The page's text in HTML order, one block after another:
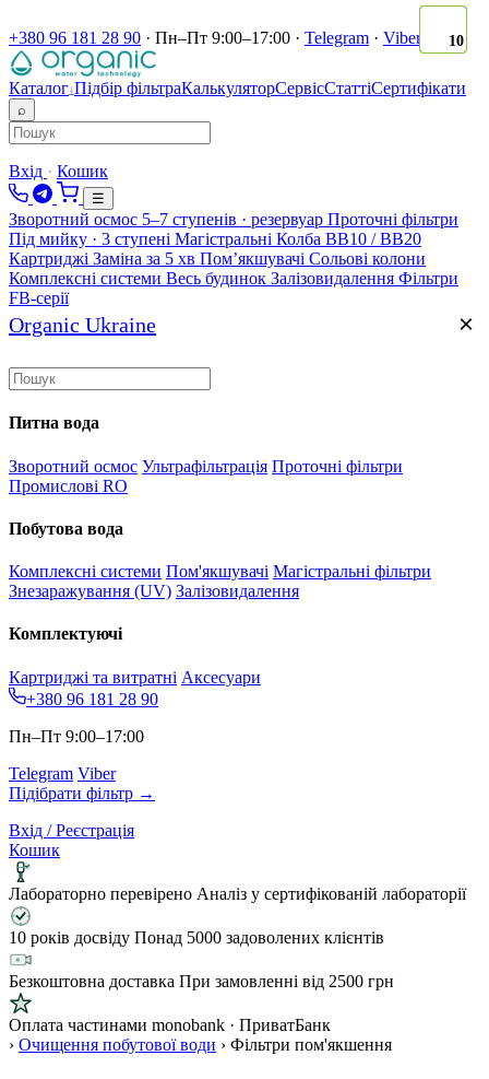
+380 96 181 28 90 · Пн–Пт 9:00–17:00 · Telegram · Viber
Каталог↓Підбір фільтраКалькуляторСервісСтаттіСертифікати
⌕
Вхід · Кошик
☰
Зворотний осмос 5–7 ступенів · резервуар Проточні фільтри
Під мийку · 3 ступені Магістральні Колба BB10 / BB20
Картриджі Заміна за 5 хв Помʼякшувачі Сольові колони
Комплексні системи Весь будинок Залізовидалення Фільтри
FB-серії
Organic Ukraine ×
Питна вода
Зворотний осмос Ультрафільтрація Проточні фільтри
Промислові RO
Побутова вода
Комплексні системи Пом'якшувачі Магістральні фільтри
Знезаражування (UV) Залізовидалення
Комплектуючі
Картриджі та витратні Аксесуари
+380 96 181 28 90
Пн–Пт 9:00–17:00
Telegram Viber
Підібрати фільтр →
Вхід / Реєстрація
Кошик
Лабораторно перевірено Аналіз у сертифікованій лабораторії
10 років досвіду Понад 5000 задоволених клієнтів
Безкоштовна доставка При замовленні від 2500 грн
Оплата частинами monobank · ПриватБанк
› Очищення побутової води › Фільтри пом'якшення
10
10
10
10
10
10
10
10
10
10
10
10
10
10
10
10
10
10
10
10